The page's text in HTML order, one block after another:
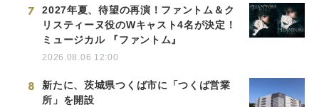
7
2027年夏、待望の再演！ファントム＆ク
リスティーヌ役のWキャスト4名が決定！
ミュージカル 『ファントム』
2026.08.06 12:00
8
新たに、茨城県つくば市に「つくば営業
所」を開設